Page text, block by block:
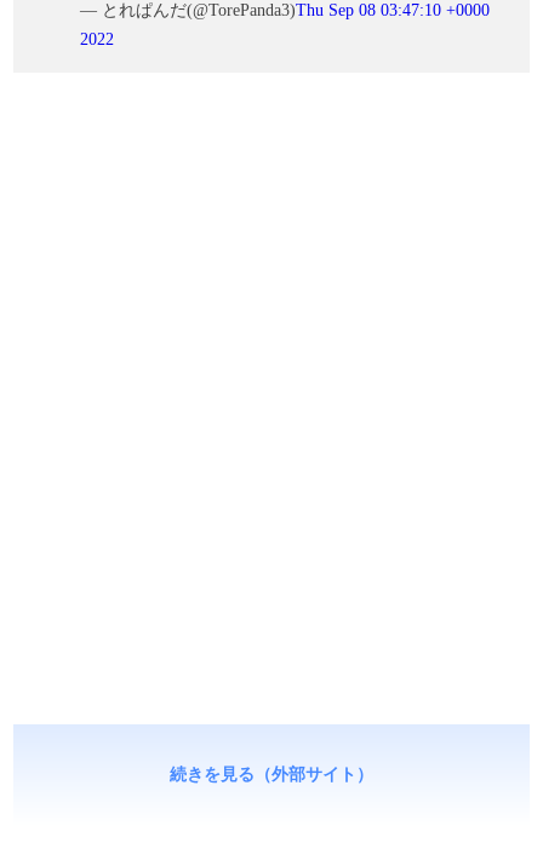
— とれぱんだ(@TorePanda3)Thu Sep 08 03:47:10 +0000
2022
続きを見る（外部サイト）